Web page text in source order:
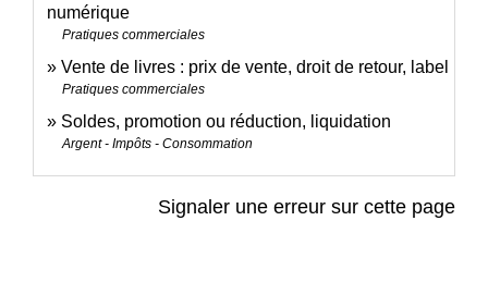
numérique
Pratiques commerciales
Vente de livres : prix de vente, droit de retour, label
Pratiques commerciales
Soldes, promotion ou réduction, liquidation
Argent - Impôts - Consommation
Signaler une erreur sur cette page